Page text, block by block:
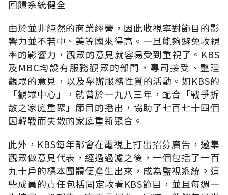
回饋系統健全
由於並非純然的商業經營，因此收視率對節目的影
響力並不若中、美等國來得高。一旦能夠避免收視
率的影響力，觀眾的意見就容易受到重視了。KBS
及MBC均設有服務觀眾的部門，專司接受、整理
觀眾的意見，以及舉辦服務性質的活動。如KBS的
「觀眾中心」，就曾於一九八三年，配合「戰爭拆
散之家庭重聚」節目的播出，協助了七百七十四個
因韓戰而失散的家庭重新聚合。
此外，KBS每年都會在電視上打出招募廣告，邀集
觀眾做意見代表，經過過濾之後，一個包括了一百
九十戶的標本團體便產生出來，成為監視系統。這
些成員的責任包括固定收看KBS節目，並且每週一